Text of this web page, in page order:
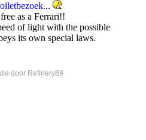
...
as a Ferrari!!
of light with the possible
its own special laws.
door Refinery89